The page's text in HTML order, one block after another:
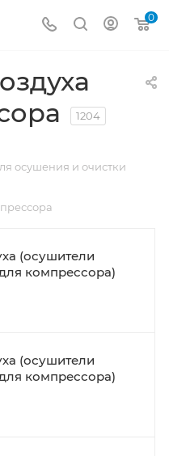
0
1204
осушения и очистки
(осушители
компрессора)
(осушители
компрессора)